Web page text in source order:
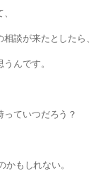
談が来たとしたら、
んです。
ていつだろう？
かもしれない。